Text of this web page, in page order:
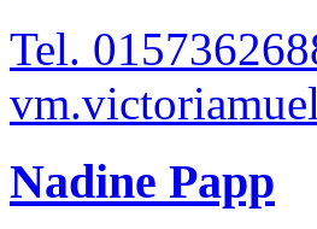
Tel.
Nadine Papp